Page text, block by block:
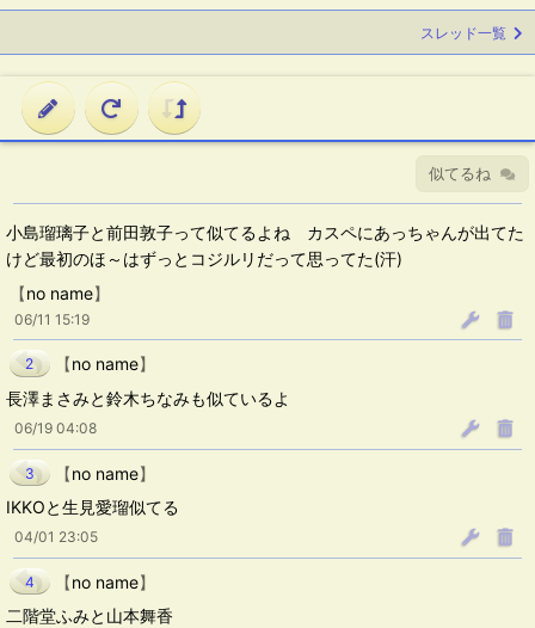
スレッド一覧
似てるね
小島瑠璃子と前田敦子って似てるよね カスペにあっちゃんが出てた
けど最初のほ～はずっとコジルリだって思ってた(汗)
【no name】
06/11 15:19
2 【no name】
長澤まさみと鈴木ちなみも似ているよ
06/19 04:08
3 【no name】
IKKOと生見愛瑠似てる
04/01 23:05
4 【no name】
二階堂ふみと山本舞香